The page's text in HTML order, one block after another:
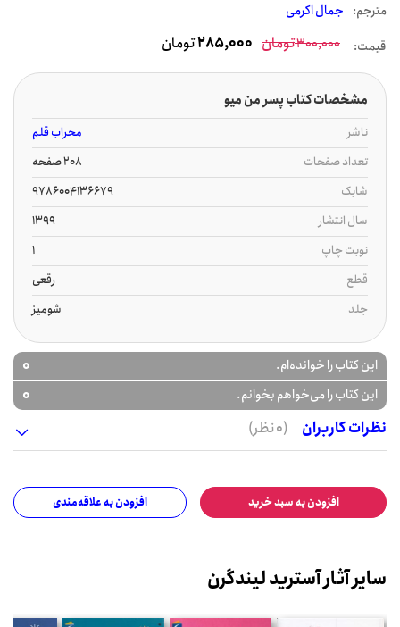
مترجم: جمال اکرمی
قیمت: 300,000تومان 285,000تومان
مشخصات کتاب پسر من میو
ناشر
محراب قلم
تعداد صفحات
208 صفحه
شابک
9786004136679
سال انتشار
1399
نوبت چاپ
1
قطع
رقعی
جلد
شومیز
این کتاب را خوانده‌ام. 0
این کتاب را می‌خواهم بخوانم.
0
نظرات کاربران
(0 نظر)
افزودن به سبد خرید افزودن به علاقه‌مندی
سایر آثار آسترید لیندگرن